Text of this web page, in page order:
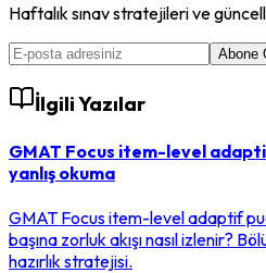
Haftalık sınav stratejileri ve
Abone
İlgili Yazılar
GMAT Focus item-level
yanlış okuma
GMAT Focus item-level adaptif
başına zorluk akışı nasıl izlenir?
hazırlık stratejisi.